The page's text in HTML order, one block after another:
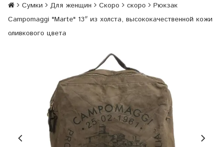
Сумки Для женщин Скоро скоро
Рюкзак
Campomaggi "Marte" 13″ из холста, высококачественной кожи
оливкового цвета